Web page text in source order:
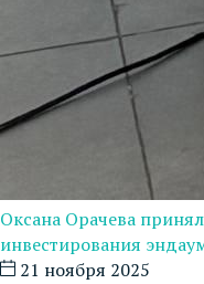
Оксана Орачева
инвестирования
21 ноября 2025